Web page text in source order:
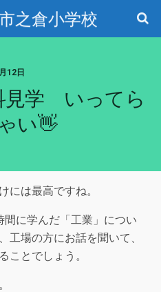
之倉小学校
12日
見学 いってら
い👋
は最高ですね。
に学んだ「工業」につい
工場の方にお話を聞いて、
ことでしょう。